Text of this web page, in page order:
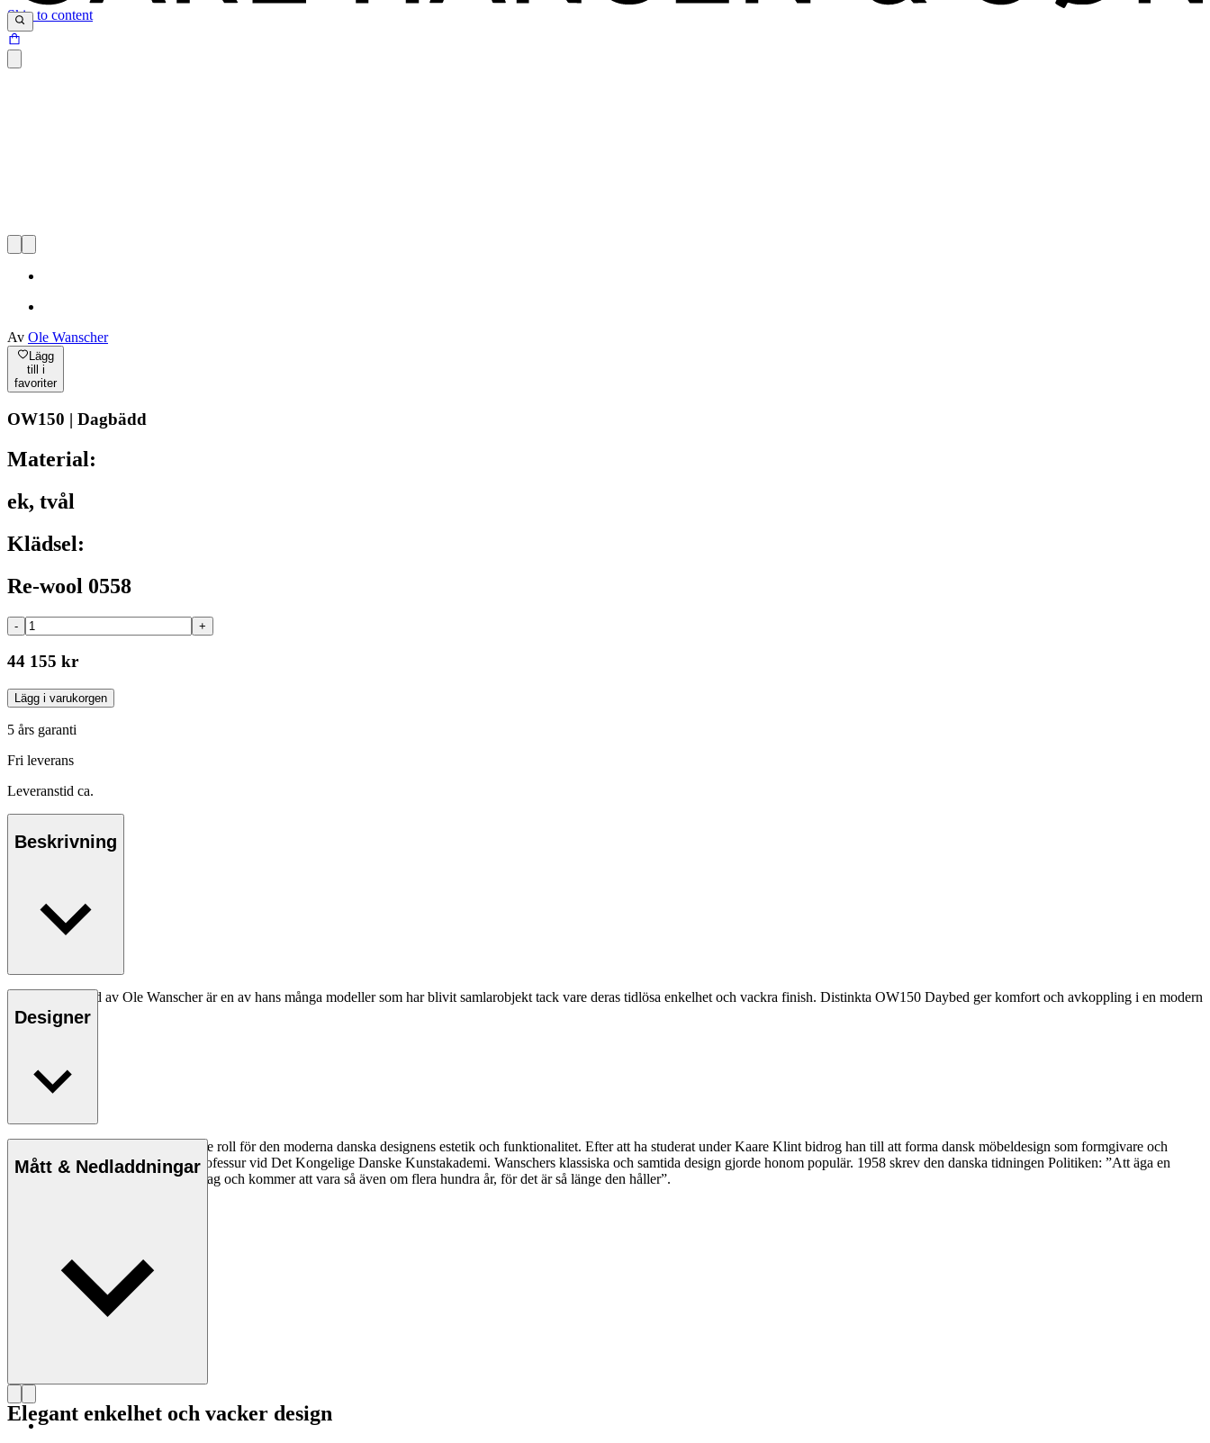
Skip to content
Av Ole Wanscher
Lägg
till i
favoriter
OW150 | Dagbädd
Material:
ek, tvål
Klädsel:
Re-wool 0558
- +
44 155 kr
Lägg i varukorgen
5 års garanti
Fri leverans
Leveranstid ca.
Beskrivning
OW150 Daybed av Ole Wanscher är en av hans många modeller som har blivit samlarobjekt tack vare deras tidlösa enkelhet och vackra finish. Distinkta OW150 Daybed ger komfort och avkoppling i en modern
miljö.
Designer
Ole Wanscher spelade en avgörande roll för den moderna danska designens estetik och funktionalitet. Efter att ha studerat under Kaare Klint bidrog han till att forma dansk möbeldesign som formgivare och
pedagog när han tog över Klints professur vid Det Kongelige Danske Kunstakademi. Wanschers klassiska och samtida design gjorde honom populär. 1958 skrev den danska tidningen Politiken: ”Att äga en
Wanscher-stol är ett äventyr varje dag och kommer att vara så även om flera hundra år, för det är så länge den håller”.
Mått & Nedladdningar
Elegant enkelhet och vacker design